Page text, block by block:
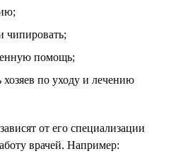
чипировать;
помощь;
хозяев по уходу и лечению
от его специализации
врачей. Например: